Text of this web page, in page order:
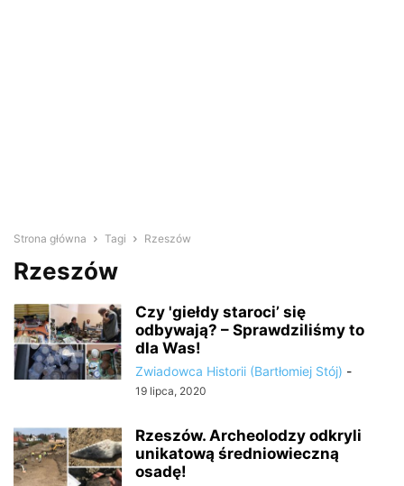
Strona główna Tagi Rzeszów
Rzeszów
Czy 'giełdy staroci’ się
odbywają? – Sprawdziliśmy to
dla Was!
Zwiadowca Historii (Bartłomiej Stój) -
19 lipca, 2020
Rzeszów. Archeolodzy odkryli
unikatową średniowieczną
osadę!